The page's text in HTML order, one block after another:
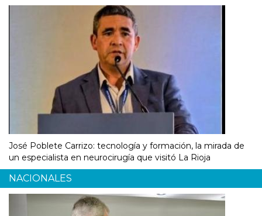
José Poblete Carrizo: tecnología y formación, la mirada de
un especialista en neurocirugía que visitó La Rioja
NACIONALES